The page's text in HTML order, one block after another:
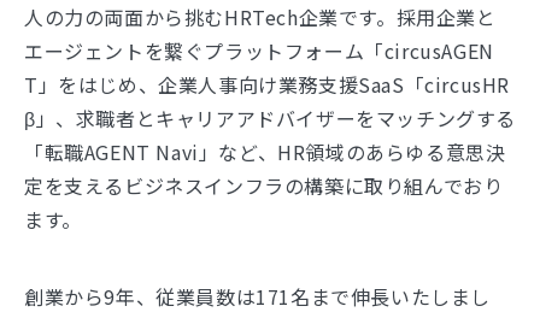
人の力の両面から挑むHRTech企業です。採用企業と
エージェントを繋ぐプラットフォーム「circusAGEN
T」をはじめ、企業人事向け業務支援SaaS「circusHR
β」、求職者とキャリアアドバイザーをマッチングする
「転職AGENT Navi」など、HR領域のあらゆる意思決
定を支えるビジネスインフラの構築に取り組んでおり
ます。
創業から9年、従業員数は171名まで伸長いたしまし